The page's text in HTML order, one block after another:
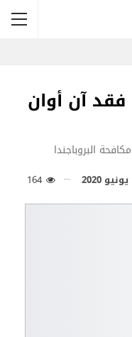
فقد آن أوان
البروباجندا
164